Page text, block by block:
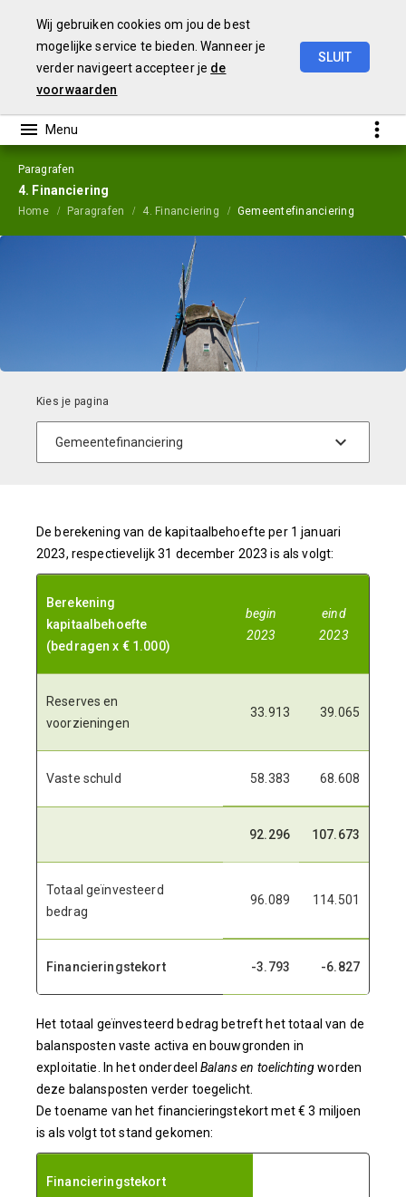
Wij gebruiken cookies om jou de best
mogelijke service te bieden. Wanneer je
verder navigeert accepteer je de
voorwaarden
SLUIT
Paragrafen
4. Financiering
Home Paragrafen 4. Financiering Gemeentefinanciering
De berekening van de kapitaalbehoefte per 1 januari
2023, respectievelijk 31 december 2023 is als volgt:
Berekening
kapitaalbehoefte
(bedragen x € 1.000)
begin
2023
eind
2023
Reserves en
voorzieningen
33.913 39.065
Vaste schuld 58.383 68.608
92.296 107.673
Totaal geïnvesteerd
bedrag
96.089 114.501
Financieringstekort -3.793 -6.827
Het totaal geïnvesteerd bedrag betreft het totaal van de
balansposten vaste activa en bouwgronden in
exploitatie. In het onderdeelBalans en toelichting worden
deze balansposten verder toegelicht.
De toename van het financieringstekort met € 3 miljoen
is als volgt tot stand gekomen:
Financieringstekort